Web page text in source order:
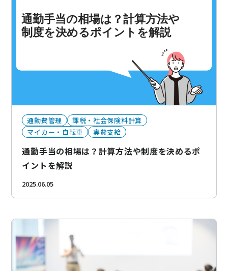
通勤費管理
課税・社会保険料計算
マイカー・自転車
実費支給
通勤手当の相場は？計算方法や制度を決めるポ
イントを解説
2025.06.05